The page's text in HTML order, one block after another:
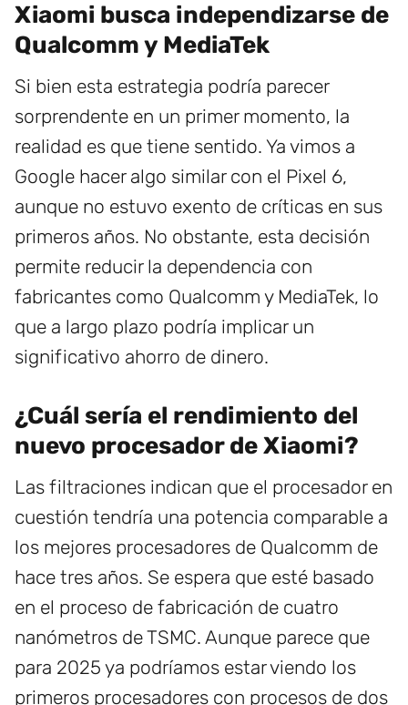
Xiaomi busca independizarse de
Qualcomm y MediaTek
Si bien esta estrategia podría parecer
sorprendente en un primer momento, la
realidad es que tiene sentido. Ya vimos a
Google hacer algo similar con el Pixel 6,
aunque no estuvo exento de críticas en sus
primeros años. No obstante, esta decisión
permite reducir la dependencia con
fabricantes como Qualcomm y MediaTek, lo
que a largo plazo podría implicar un
significativo ahorro de dinero.
¿Cuál sería el rendimiento del
nuevo procesador de Xiaomi?
Las filtraciones indican que el procesador en
cuestión tendría una potencia comparable a
los mejores procesadores de Qualcomm de
hace tres años. Se espera que esté basado
en el proceso de fabricación de cuatro
nanómetros de TSMC. Aunque parece que
para 2025 ya podríamos estar viendo los
primeros procesadores con procesos de dos